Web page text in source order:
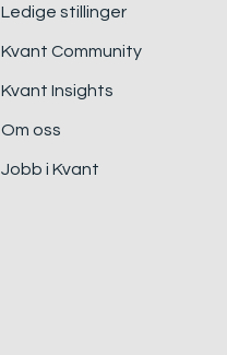
Ledige stillinger
Kvant Community
Kvant Insights
Om oss
Jobb i Kvant